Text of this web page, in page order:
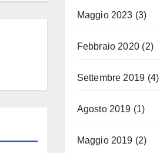
Maggio 2023 (3)
Febbraio 2020 (2)
Settembre 2019 (4)
Agosto 2019 (1)
Maggio 2019 (2)